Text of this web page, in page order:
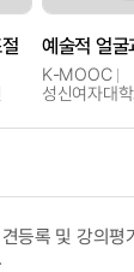
예술적 얼
K-MOOC
성신여자대
등록 및 강의평